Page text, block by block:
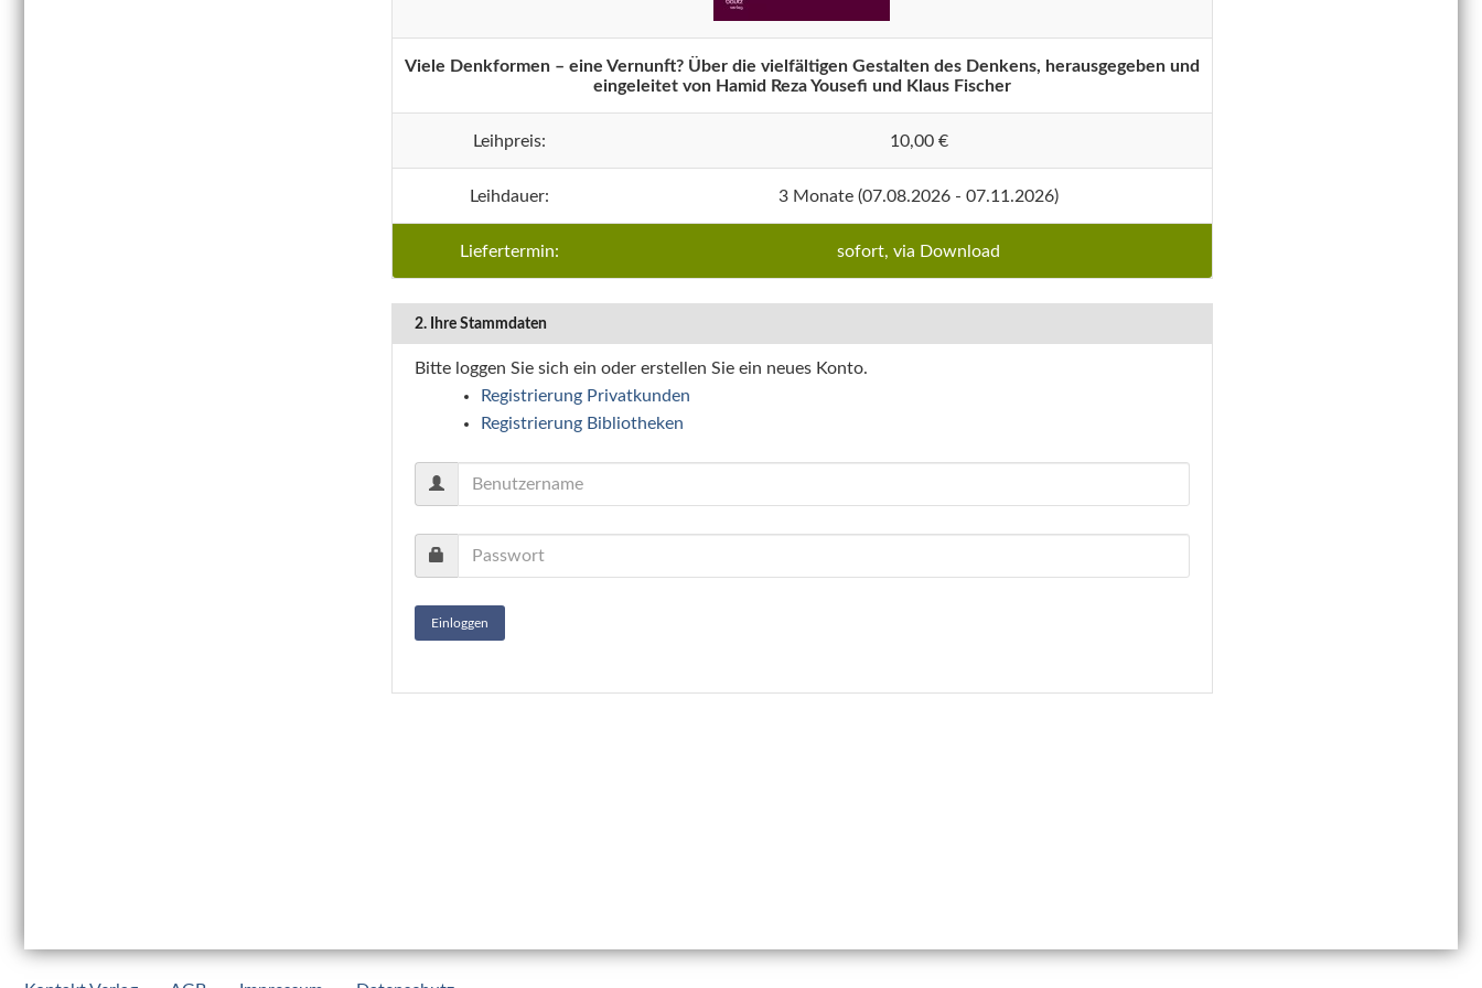
Viele Denkformen – eine Vernunft? Über die vielfältigen Gestalten des Denkens, herausgegeben und
eingeleitet von Hamid Reza Yousefi und Klaus Fischer
Leihpreis: 10,00 €
Leihdauer: 3 Monate (07.08.2026 - 07.11.2026)
Liefertermin: sofort, via Download
2. Ihre Stammdaten
Bitte loggen Sie sich ein oder erstellen Sie ein neues Konto.
Registrierung Privatkunden
Registrierung Bibliotheken
Einloggen